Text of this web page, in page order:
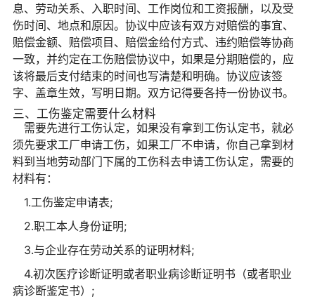
息、劳动关系、入职时间、工作岗位和工资报酬，以及受
伤时间、地点和原因。协议中应该有双方对赔偿的事宜、
赔偿金额、赔偿项目、赔偿金给付方式、违约赔偿等协商
一致，并约定在工伤赔偿协议中，如果是分期赔偿的，应
该将最后支付结束的时间也写清楚和明确。协议应该签
字、盖章生效，写明日期。双方记得要各持一份协议书。
三、工伤鉴定需要什么材料
需要先进行工伤认定，如果没有拿到工伤认定书，就必
须先要求工厂申请工伤，如果工厂不申请，你自己拿到材
料到当地劳动部门下属的工伤科去申请工伤认定，需要的
材料有：
1.工伤鉴定申请表;
2.职工本人身份证明;
3.与企业存在劳动关系的证明材料;
4.初次医疗诊断证明或者职业病诊断证明书（或者职业
病诊断鉴定书）;